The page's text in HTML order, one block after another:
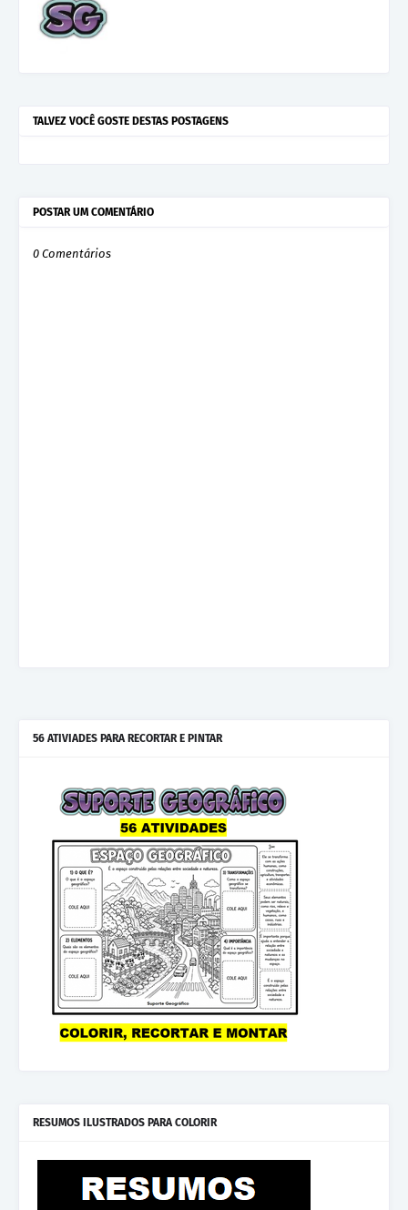
TALVEZ VOCÊ GOSTE DESTAS POSTAGENS
POSTAR UM COMENTÁRIO
0 Comentários
56 ATIVIADES PARA RECORTAR E PINTAR
RESUMOS ILUSTRADOS PARA COLORIR